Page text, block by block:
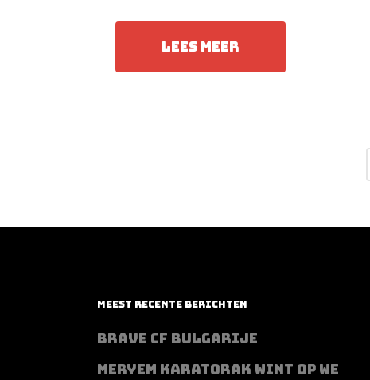
LEES MEER
MEEST RECENTE BERICHTEN
BRAVE CF BULGARIJE
MERYEM KARATORAK WINT OP WE